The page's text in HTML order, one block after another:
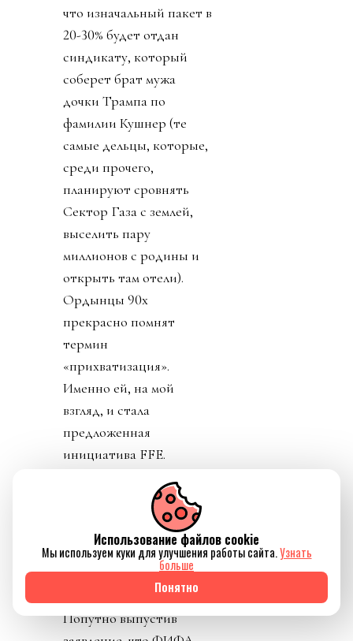
что изначальный пакет в
20-30% будет отдан
синдикату, который
соберет брат мужа
дочки Трампа по
фамилии Кушнер (те
самые дельцы, которые,
среди прочего,
планируют сровнять
Сектор Газа с землей,
выселить пару
миллионов с родины и
открыть там отели).
Ордынцы 90х
прекрасно помнят
термин
«прихватизация».
Именно ей, на мой
взгляд, и стала
предложенная
инициатива FFE.
День 2. Ничего не
подозревавший обо всем
этом футбольный мир
взорвался. УЕФА первой
созвала экстренное
совещание федераций.
Попутно выпустив
Использование файлов cookie
Мы используем куки для улучшения работы сайта.Узнать
больше
Понятно